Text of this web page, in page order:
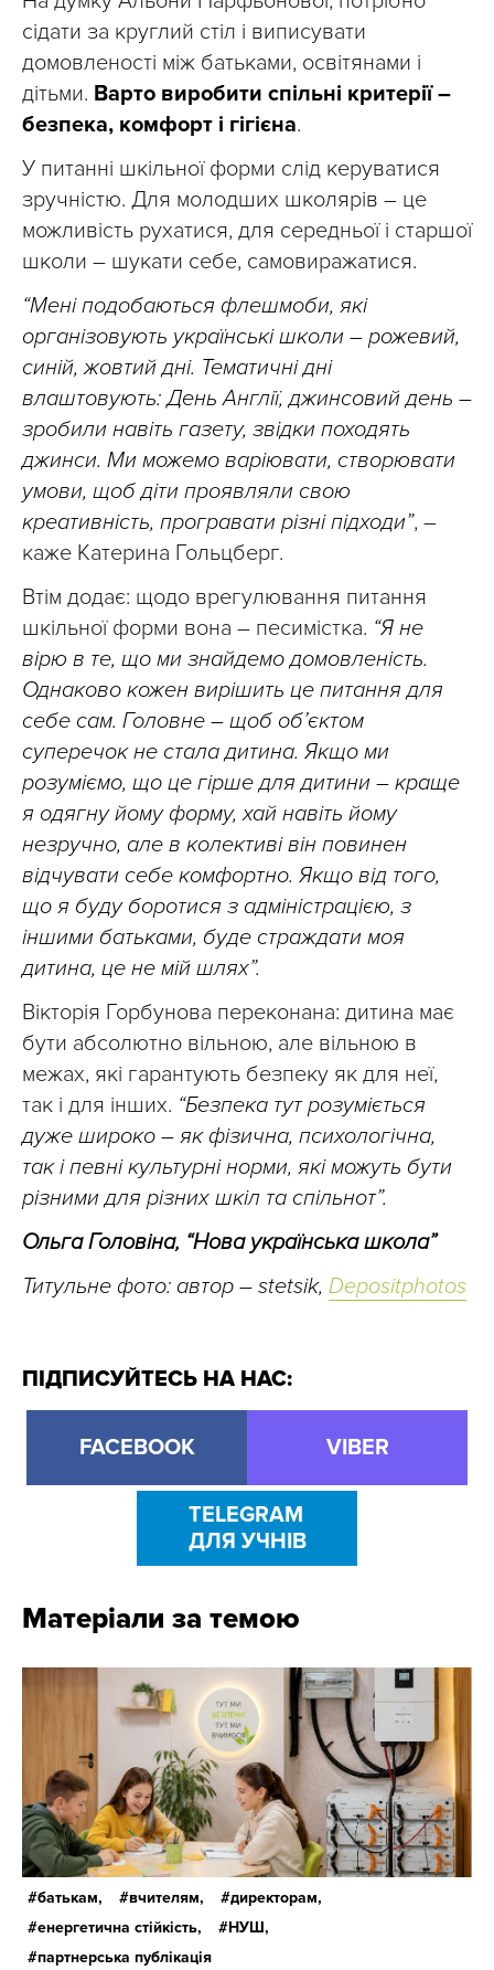
сідати за круглий стіл і виписувати
домовленості між батьками, освітянами і
дітьми. Варто виробити спільні критерії –
безпека, комфорт і гігієна.
У питанні шкільної форми слід керуватися
зручністю. Для молодших школярів – це
можливість рухатися, для середньої і старшої
школи – шукати себе, самовиражатися.
“Мені подобаються флешмоби, які
організовують українські школи – рожевий,
синій, жовтий дні. Тематичні дні
влаштовують: День Англії, джинсовий день –
зробили навіть газету, звідки походять
джинси. Ми можемо варіювати, створювати
умови, щоб діти проявляли свою
креативність, програвати різні підходи”, –
каже Катерина Гольцберг.
Втім додає: щодо врегулювання питання
шкільної форми вона – песимістка. “Я не
вірю в те, що ми знайдемо домовленість.
Однаково кожен вирішить це питання для
себе сам. Головне – щоб об’єктом
суперечок не стала дитина. Якщо ми
розуміємо, що це гірше для дитини – краще
я одягну йому форму, хай навіть йому
незручно, але в колективі він повинен
відчувати себе комфортно. Якщо від того,
що я буду боротися з адміністрацією, з
іншими батьками, буде страждати моя
дитина, це не мій шлях”.
Вікторія Горбунова переконана: дитина має
бути абсолютно вільною, але вільною в
межах, які гарантують безпеку як для неї,
так і для інших. “Безпека тут розуміється
дуже широко – як фізична, психологічна,
так і певні культурні норми, які можуть бути
різними для різних шкіл та спільнот”.
Ольга Головіна, “Нова українська школа”
Титульне фото: автор – stetsik, Depositphotos
ПІДПИСУЙТЕСЬ НА НАС:
FACEBOOK VIBER
TELEGRAM
ДЛЯ УЧНІВ
Матеріали за темою
батькам, вчителям,
директорам,
енергетична стійкість,
НУШ,
партнерська публікація